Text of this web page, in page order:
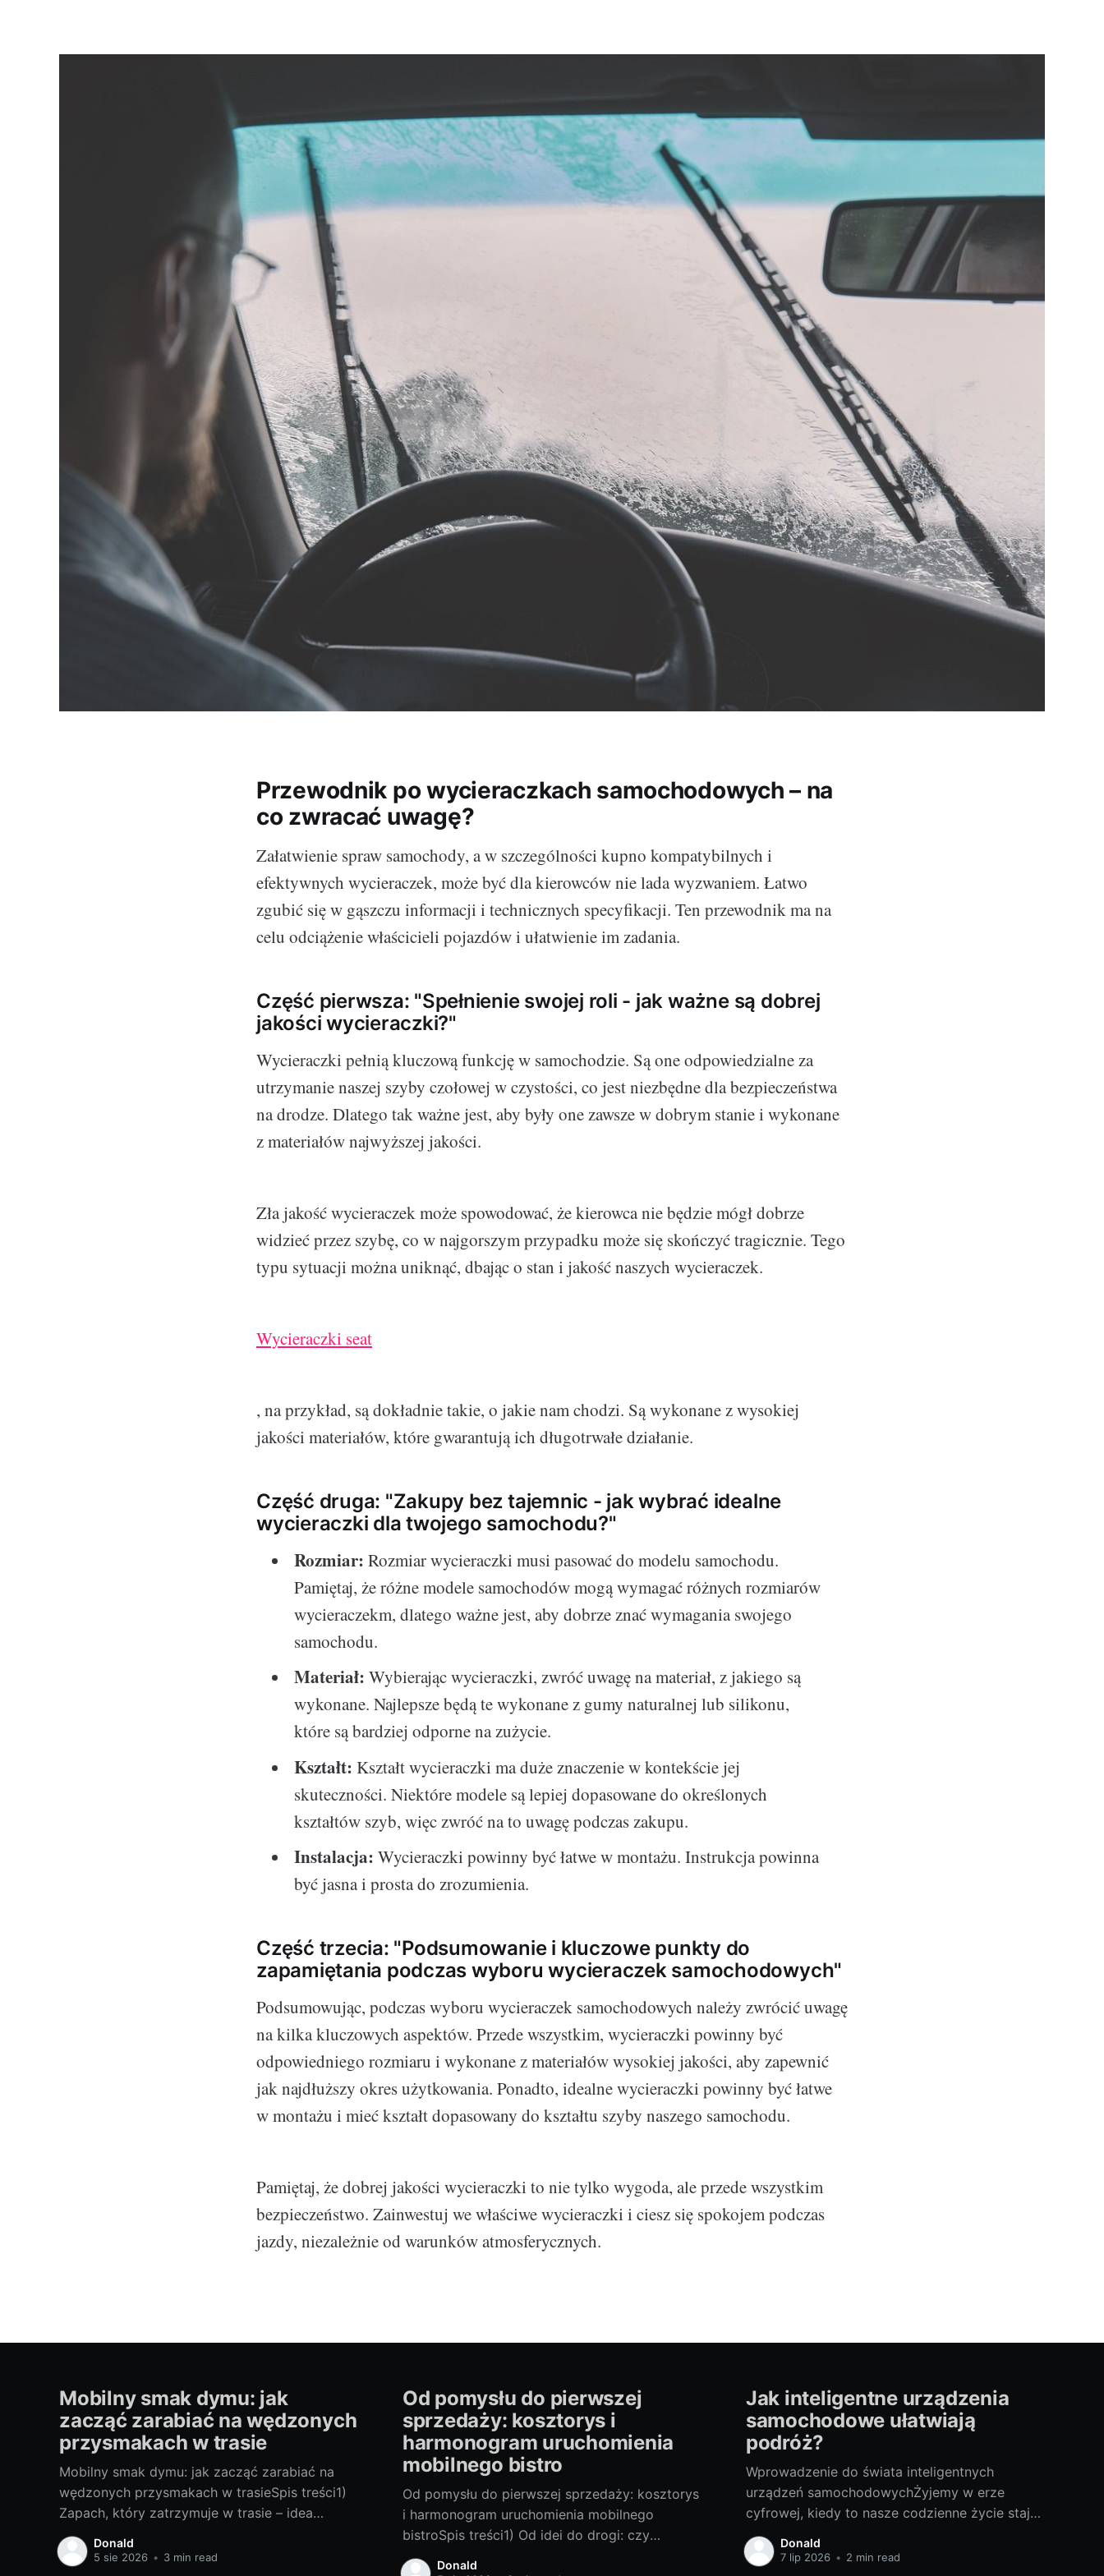
Przewodnik po wycieraczkach samochodowych – na
co zwracać uwagę?
Załatwienie spraw samochody, a w szczególności kupno kompatybilnych i
efektywnych wycieraczek, może być dla kierowców nie lada wyzwaniem. Łatwo
zgubić się w gąszczu informacji i technicznych specyfikacji. Ten przewodnik ma na
celu odciążenie właścicieli pojazdów i ułatwienie im zadania.
Część pierwsza: "Spełnienie swojej roli - jak ważne są dobrej
jakości wycieraczki?"
Wycieraczki pełnią kluczową funkcję w samochodzie. Są one odpowiedzialne za
utrzymanie naszej szyby czołowej w czystości, co jest niezbędne dla bezpieczeństwa
na drodze. Dlatego tak ważne jest, aby były one zawsze w dobrym stanie i wykonane
z materiałów najwyższej jakości.
Zła jakość wycieraczek może spowodować, że kierowca nie będzie mógł dobrze
widzieć przez szybę, co w najgorszym przypadku może się skończyć tragicznie. Tego
typu sytuacji można uniknąć, dbając o stan i jakość naszych wycieraczek.
Wycieraczki seat
, na przykład, są dokładnie takie, o jakie nam chodzi. Są wykonane z wysokiej
jakości materiałów, które gwarantują ich długotrwałe działanie.
Część druga: "Zakupy bez tajemnic - jak wybrać idealne
wycieraczki dla twojego samochodu?"
Rozmiar: Rozmiar wycieraczki musi pasować do modelu samochodu.
Pamiętaj, że różne modele samochodów mogą wymagać różnych rozmiarów
wycieraczekm, dlatego ważne jest, aby dobrze znać wymagania swojego
samochodu.
Materiał: Wybierając wycieraczki, zwróć uwagę na materiał, z jakiego są
wykonane. Najlepsze będą te wykonane z gumy naturalnej lub silikonu,
które są bardziej odporne na zużycie.
Kształt: Kształt wycieraczki ma duże znaczenie w kontekście jej
skuteczności. Niektóre modele są lepiej dopasowane do określonych
kształtów szyb, więc zwróć na to uwagę podczas zakupu.
Instalacja: Wycieraczki powinny być łatwe w montażu. Instrukcja powinna
być jasna i prosta do zrozumienia.
Część trzecia: "Podsumowanie i kluczowe punkty do
zapamiętania podczas wyboru wycieraczek samochodowych"
Podsumowując, podczas wyboru wycieraczek samochodowych należy zwrócić uwagę
na kilka kluczowych aspektów. Przede wszystkim, wycieraczki powinny być
odpowiedniego rozmiaru i wykonane z materiałów wysokiej jakości, aby zapewnić
jak najdłuższy okres użytkowania. Ponadto, idealne wycieraczki powinny być łatwe
w montażu i mieć kształt dopasowany do kształtu szyby naszego samochodu.
Pamiętaj, że dobrej jakości wycieraczki to nie tylko wygoda, ale przede wszystkim
bezpieczeństwo. Zainwestuj we właściwe wycieraczki i ciesz się spokojem podczas
jazdy, niezależnie od warunków atmosferycznych.
Mobilny smak dymu: jak
zacząć zarabiać na wędzonych
przysmakach w trasie
Mobilny smak dymu: jak zacząć zarabiać na
wędzonych przysmakach w trasieSpis treści1)
Zapach, który zatrzymuje w trasie – idea
mobilnego wędzenia- Dlaczego dym “sprzedaje
się” na kołach- Kto kupuje: kierowcy, turyści,
Donald
5 sie 2026 • 3 min read
Od pomysłu do pierwszej
sprzedaży: kosztorys i
harmonogram uruchomienia
mobilnego bistro
Od pomysłu do pierwszej sprzedaży: kosztorys
i harmonogram uruchomienia mobilnego
bistroSpis treści1) Od idei do drogi: czy
mobilne bistro to biznes dla Ciebie?- Plusy i
Donald
Jak inteligentne urządzenia
samochodowe ułatwiają
podróż?
Wprowadzenie do świata inteligentnych
urządzeń samochodowychŻyjemy w erze
cyfrowej, kiedy to nasze codzienne życie staje
się coraz bardziej scentralizowane wokół
technologii. Ta rewolucja technologiczna nie
Donald
7 lip 2026 • 2 min read